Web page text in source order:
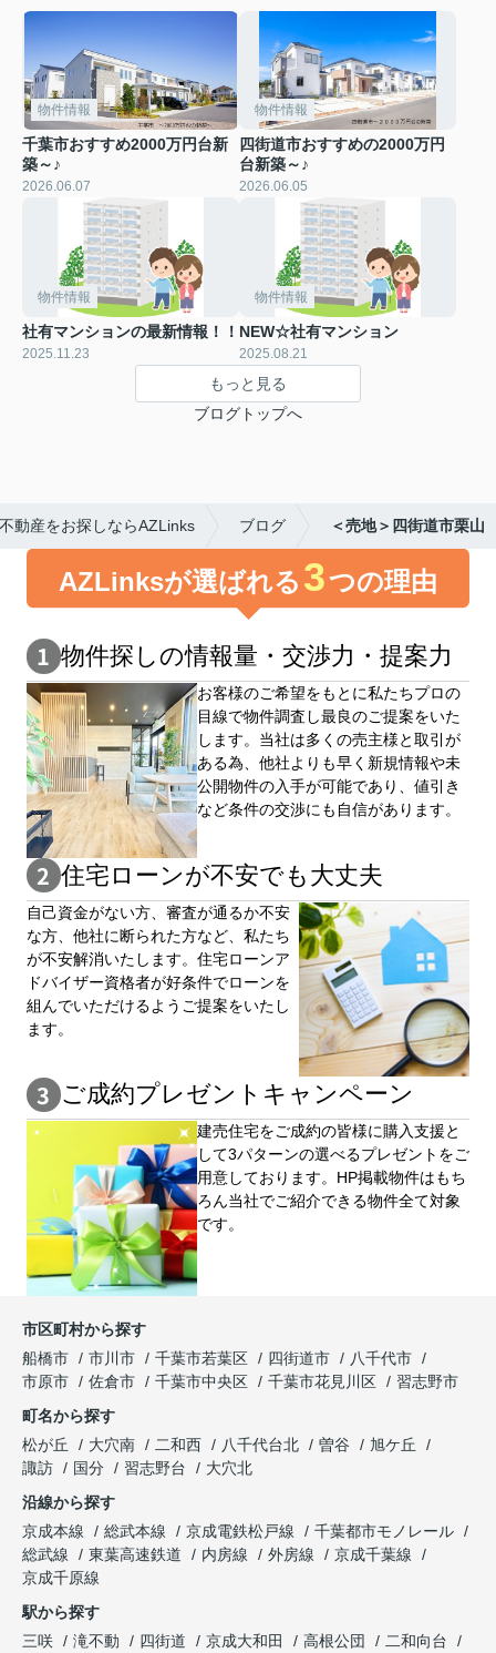
物件情報
千葉市おすすめ2000万円台新
築～♪
2026.06.07
物件情報
四街道市おすすめの2000万円
台新築～♪
2026.06.05
物件情報
社有マンションの最新情報！！
2025.11.23
物件情報
NEW☆社有マンション
2025.08.21
もっと見る
ブログトップへ
動産をお探しならAZLinks ブログ ＜売地＞四街道市栗山
AZLinksが選ばれる 3つの理由
物件探しの情報量・交渉⼒・提案⼒
お客様のご希望をもとに私たちプロの
目線で物件調査し最良のご提案をいた
します。当社は多くの売主様と取引が
ある為、他社よりも早く新規情報や未
公開物件の⼊手が可能であり、値引き
など条件の交渉にも自信があります。
住宅ローンが不安でも大丈夫
自⼰資⾦がない⽅、審査が通るか不安
な⽅、他社に断られた⽅など、私たち
が不安解消いたします。住宅ローンア
ドバイザー資格者が好条件でローンを
組んでいただけるようご提案をいたし
ます。
ご成約プレゼントキャンペーン
建売住宅をご成約の皆様に購⼊⽀援と
して3パターンの選べるプレゼントをご
用意しております。HP掲載物件はもち
ろん当社でご紹介できる物件全て対象
です。
市区町村から探す
船橋市
市川市 千葉市若葉区 四街道市
八千代市
市原市
佐倉市 千葉市中央区 千葉市花見川区
習志野市
町名から探す
松が丘
大穴南 二和西 八千代台北 曽谷
旭ケ丘
諏訪
国分 習志野台
大穴北
沿線から探す
京成本線
総武本線 京成電鉄松戸線
千葉都市モノレール
総武線
東葉高速鉄道 内房線 外房線
京成千葉線
京成千原線
駅から探す
三咲
滝不動 四街道 京成大和田 高根公団
二和向台